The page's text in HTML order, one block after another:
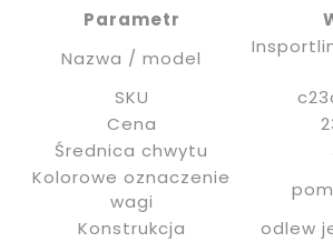
Parametr
Nazwa / model
SKU
Cena
Średnica chwytu
Kolorowe oznaczenie
wagi
Konstrukcja
odlew